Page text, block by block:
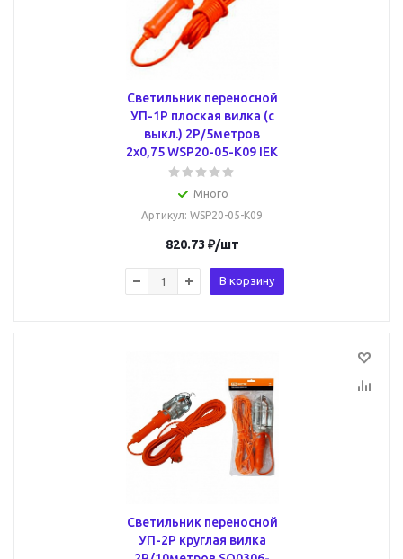
Светильник переносной
УП-1Р плоская вилка (с
выкл.) 2Р/5метров
2х0,75 WSP20-05-K09 IEK
Много
Артикул: WSP20-05-K09
820.73 ₽/шт
В корзину
Светильник переносной
УП-2Р круглая вилка